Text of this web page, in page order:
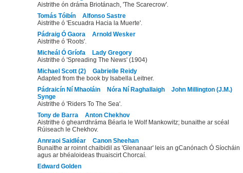
Aistrithe ón dráma Briotánach, 'The Scarecrow'.
Tomás Tóibín
Alfonso Sastre
Aistrithe ó 'Escuadra Hacia la Muerte'.
Pádraig Ó Gaora
Arnold Wesker
Aistrithe ó 'Roots'.
Micheál Ó Gríofa
Lady Gregory
Aistrithe ó 'Spreading The News' (1904)
Michael Scott (2)
Gabrielle Reidy
Adapted from the book by Isabella Leitner.
Pádraicín Ní Mhaoláin Nóra Ní Raghallaigh
John Millington (J.M.)
Synge
Aistrithe ó 'Riders To The Sea'.
Tony de Barra
Anton Chekhov
Aistrithe ó ghearrdhráma Béarla le Wolf Mankowitz; bunaithe ar scéal
Rúiseach le Chekhov.
Annraoi Saidléar
Canon Sheehan
Bunaithe ar roinnt chaibidil as 'Glenanaar' leis an gCanónach Ó Síocháin
agus ar bhéaloideas thuaiscirt Chorcaí.
Edward Golden